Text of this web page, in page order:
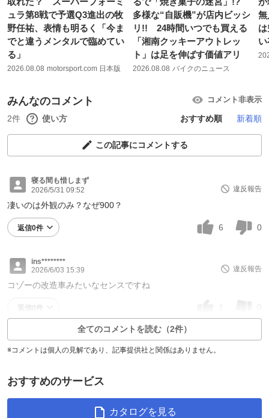
ュラ第8戦で予選Q3進出の牧
野任祐、表情も明るく「今ま
でと違うメンタルで臨めてい
る」
2026.08.08 motorsport.com 日本版
多様な“自販機”が店内ビッシ
リ!! 24時間いつでも買える
「湘南クッキーアウトレッ
ト」は足を伸ばす価値アリ
2026.08.08 バイクのニュース
無
みんなのコメント コメント非表示
2件 使い方 おすすめ順 新着順
この記事にコメントする
寝る間も惜しまず
2026/5/31 09:52
違反報告
凄いのは外観のみ？なぜ900？
返信0件 6 0
ins********
2026/6/03 15:39
違反報告
コゾーの改造車みたいなセンスですね
返信0件
全てのコメントを読む（2件）
※コメントは個人の見解であり、記事提供社と関係はありません。
おすすめのサービス
カタログを見る